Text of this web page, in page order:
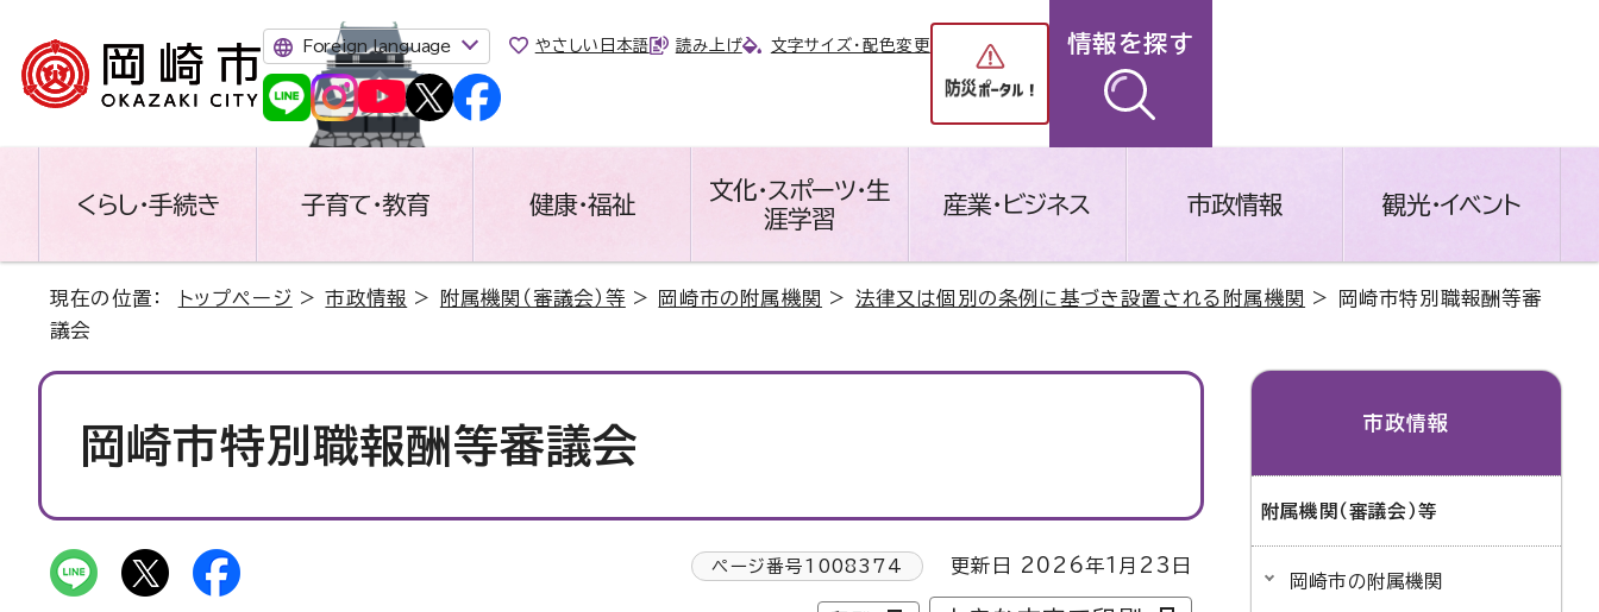
Foreign language やさしい日本語 読み上げ 文字サイズ・配色変更 情報を探す
くらし・手続き 子育て・教育 健康・福祉
文化・スポーツ・生
涯学習
産業・ビジネス 市政情報 観光・イベント
現在の位置： トップページ >市政情報 > 附属機関（審議会）等 > 岡崎市の附属機関 > 法律又は個別の条例に基づき設置される附属機関
> 岡崎市特別職報酬等審
議会
岡崎市特別職報酬等審議会
ページ番号 1008374 更新日 2026年1月23日
市政情報
附属機関（審議会）等
岡崎市の附属機関